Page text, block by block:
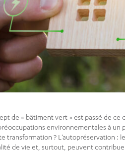
de « bâtiment vert » est passé de
environnementales à
transformation ? L’autopréservation :
de vie et, surtout, peuvent